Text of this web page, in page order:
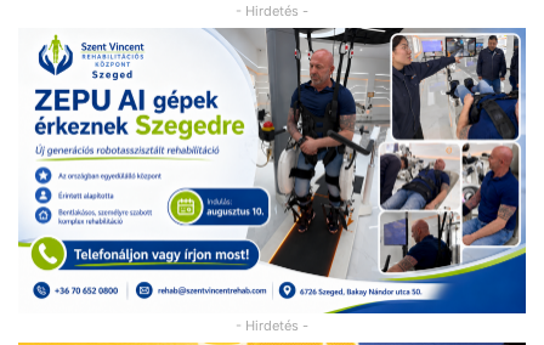
- Hirdetés -
- Hirdetés -